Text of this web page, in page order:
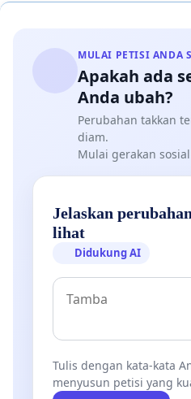
MULAI PETISI ANDA
Apakah ada
Anda ubah?
Perubahan takkan
diam.
Mulai gerakan
Jelaskan
lihat
Didukung AI
Tulis dengan kata-kata
menyusun petisi yang